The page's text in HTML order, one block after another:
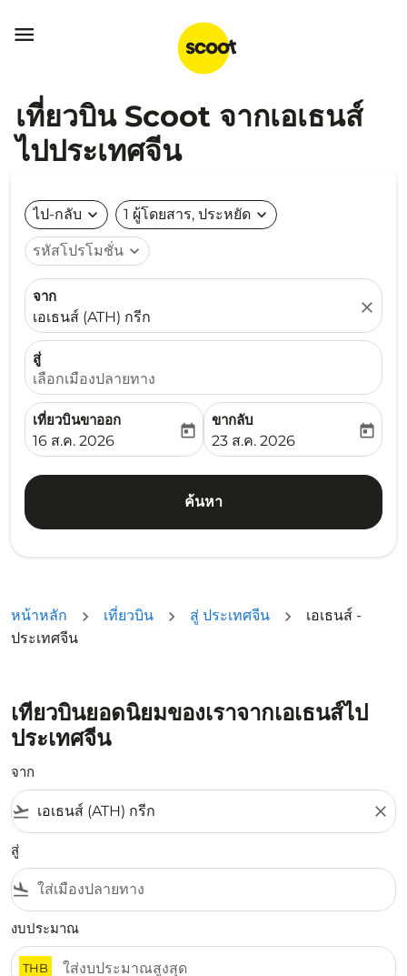

เที่ยวบิน Scoot จากเอเธนส์
ไปประเทศจีน
ไป-กลับ expand_more 1 ผู้โดยสาร, ประหยัด expand_more
รหัสโปรโมชั่น expand_more
จาก
เอเธนส์ (ATH) กรีก
close
สู่
เลือกเมืองปลายทาง
เที่ยวบินขาออก
fc-booking-departure-date-aria-label
16 ส.ค. 2026
today
ขากลับ
fc-booking-return-date-
23 ส.ค. 2026
today
ค้นหา
หน้าหลัก เที่ยวบิน สู่ ประเทศจีน
เอเธนส์ -
ประเทศจีน
เที่ยวบินยอดนิยมของเราจากเอเธนส์ไป
ประเทศจีน
จาก
flight_takeoff close
สู่
flight_land
งบประมาณ
THB